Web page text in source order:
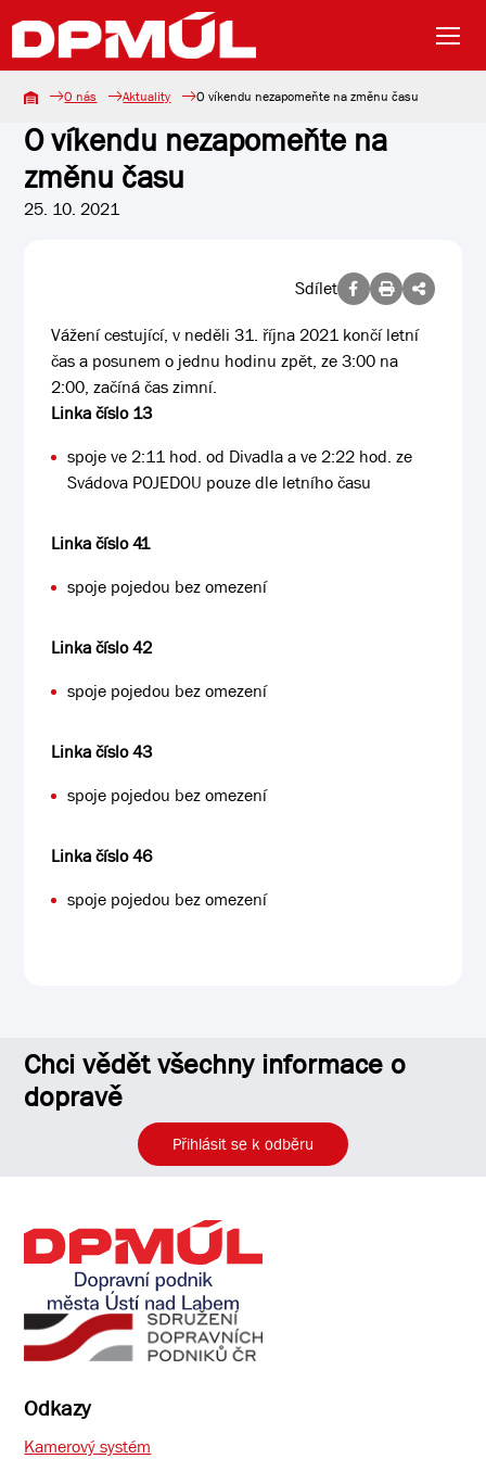
O nás Aktuality O víkendu nezapomeňte na změnu času
O víkendu nezapomeňte na
změnu času
25. 10. 2021
Sdílet
Vážení cestující, v neděli 31. října 2021 končí letní
čas a posunem o jednu hodinu zpět, ze 3:00 na
2:00, začíná čas zimní.
Linka číslo 13
spoje ve 2:11 hod. od Divadla a ve 2:22 hod. ze
Svádova POJEDOU pouze dle letního času
Linka číslo 41
spoje pojedou bez omezení
Linka číslo 42
spoje pojedou bez omezení
Linka číslo 43
spoje pojedou bez omezení
Linka číslo 46
spoje pojedou bez omezení
Chci vědět všechny informace o
dopravě
Přihlásit se k odběru
Odkazy
Kamerový systém